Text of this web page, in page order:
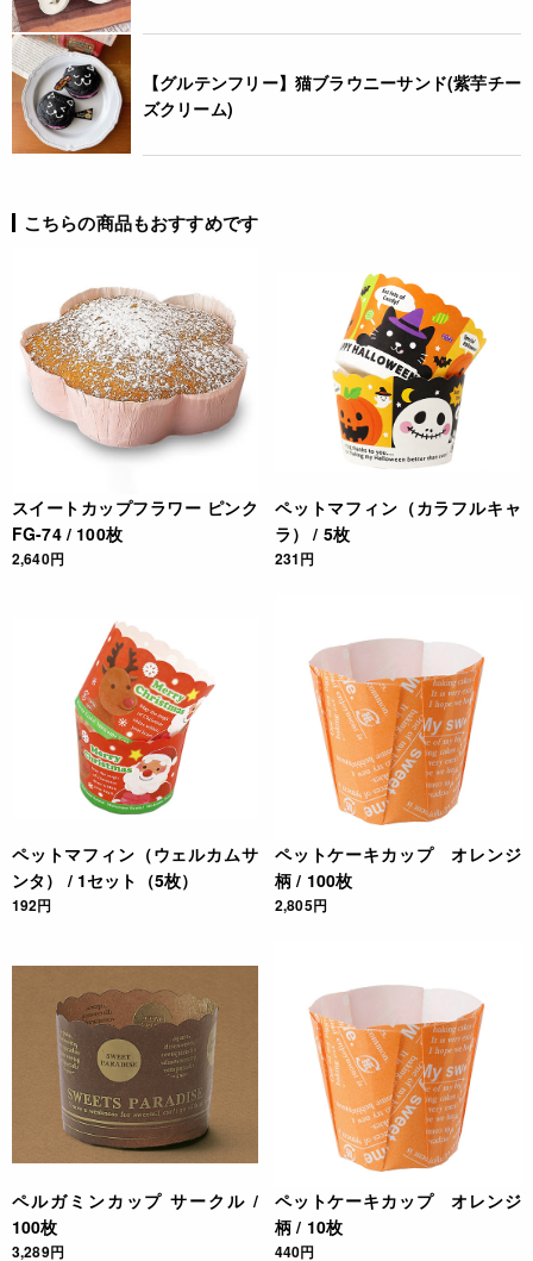
【グルテンフリー】猫ブラウニーサンド(紫芋チー
ズクリーム)
こちらの商品もおすすめです
スイートカップフラワー ピンク
FG-74 / 100枚
2,640円
ペットマフィン（カラフルキャ
ラ） / 5枚
231円
ペットマフィン（ウェルカムサ
ンタ） / 1セット（5枚）
192円
ペットケーキカップ オレンジ
柄 / 100枚
2,805円
ペルガミンカップ サークル /
100枚
3,289円
ペットケーキカップ オレンジ
柄 / 10枚
440円